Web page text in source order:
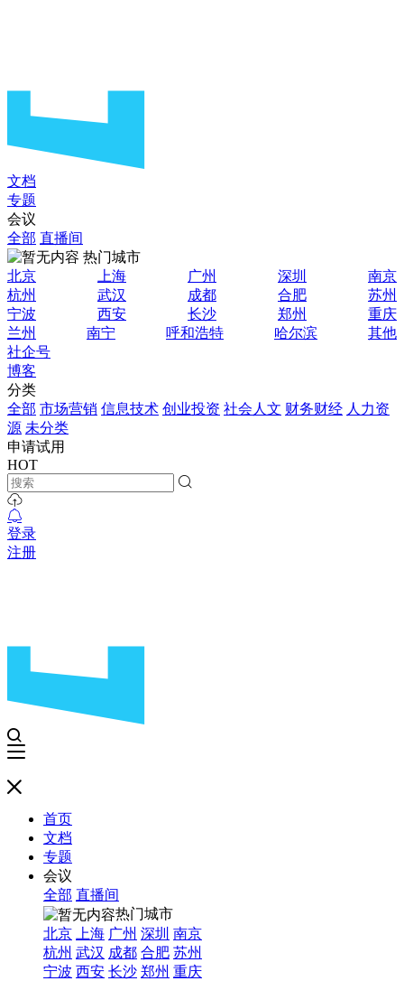
文档
专题
会议
全部 直播间
热门城市
北京
上海 广州 深圳
南京
杭州
武汉 成都 合肥
苏州
宁波
西安 长沙 郑州
重庆
兰州
南宁 呼和浩特 哈尔滨
其他
社企号
博客
分类
全部 市场营销 信息技术 创业投资 社会人文 财务财经 人力资
源 未分类
申请试用
HOT
登录
注册
首页
文档
专题
会议
全部 直播间
热门城市
北京
上海 广州 深圳 南京
杭州 武汉 成都 合肥 苏州
宁波 西安 长沙 郑州 重庆